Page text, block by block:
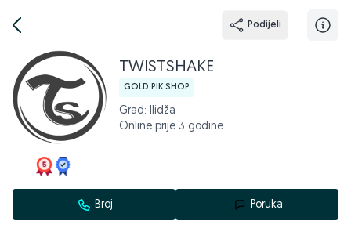
Podijeli
TWISTSHAKE
GOLD PIK SHOP
Grad: Ilidža
Online prije 3 godine
Broj Poruka